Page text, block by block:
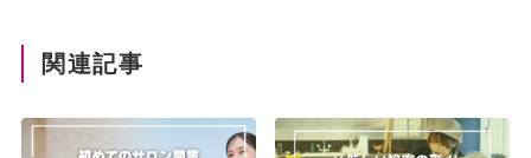
関連記事